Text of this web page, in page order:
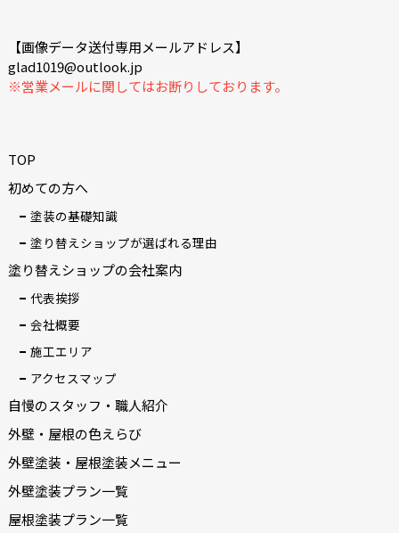
【画像データ送付専用メールアドレス】
glad1019@outlook.jp
※営業メールに関してはお断りしております。
TOP
初めての方へ
塗装の基礎知識
塗り替えショップが選ばれる理由
塗り替えショップの会社案内
代表挨拶
会社概要
施工エリア
アクセスマップ
自慢のスタッフ・職人紹介
外壁・屋根の色えらび
外壁塗装・屋根塗装メニュー
外壁塗装プラン一覧
屋根塗装プラン一覧